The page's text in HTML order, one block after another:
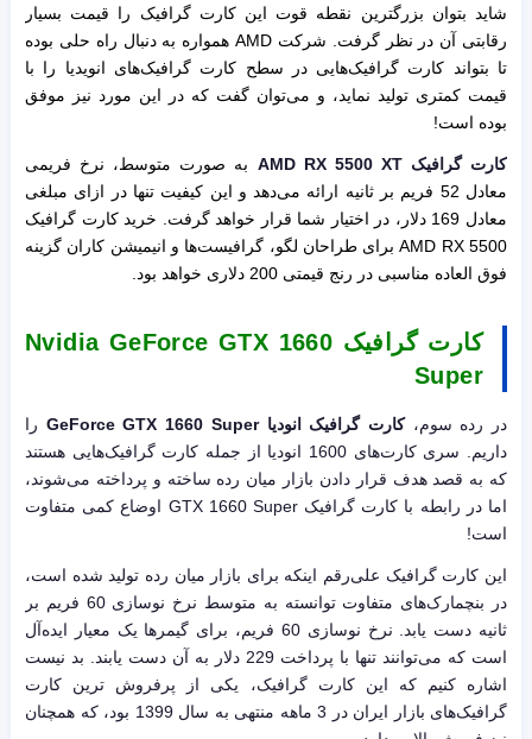
شاید بتوان بزرگترین نقطه قوت این کارت گرافیک را قیمت بسیار
رقابتی آن در نظر گرفت. شرکت AMD همواره به دنبال راه حلی بوده
تا بتواند کارت گرافیک‌هایی در سطح کارت گرافیک‌های انویدیا را با
قیمت کمتری تولید نماید، و می‌توان گفت که در این مورد نیز موفق
بوده است!
کارت گرافیک AMD RX 5500 XT
به صورت متوسط، نرخ فریمی
معادل 52 فریم بر ثانیه ارائه می‌دهد و این کیفیت تنها در ازای مبلغی
معادل 169 دلار، در اختیار شما قرار خواهد گرفت. خرید کارت گرافیک
AMD RX 5500 برای طراحان لگو، گرافیست‌ها و انیمیشن کاران گزینه
فوق العاده مناسبی در رنج قیمتی 200 دلاری خواهد بود.
کارت گرافیک Nvidia GeForce GTX 1660
Super
در رده سوم،کارت گرافیک انودیا GeForce GTX 1660 Super
را
داریم. سری کارت‌های 1600 انودیا از جمله کارت‌ گرافیک‌هایی هستند
که به قصد هدف قرار دادن بازار میان رده ساخته و پرداخته می‌شوند،
اما در رابطه با کارت گرافیک GTX 1660 Super اوضاع کمی متفاوت
است!
این کارت گرافیک علی‌رقم اینکه برای بازار میان رده تولید شده است،
در بنچمارک‌های متفاوت توانسته به متوسط نرخ نوسازی 60 فریم بر
ثانیه دست یابد. نرخ نوسازی 60 فریم، برای گیمرها یک معیار ایده‌آل
است که می‌توانند تنها با پرداخت 229 دلار به آن دست یابند. بد نیست
اشاره کنیم که این کارت گرافیک، یکی از پرفروش ترین کارت
گرافیک‌های بازار ایران در 3 ماهه منتهی به سال 1399 بود، که همچنان